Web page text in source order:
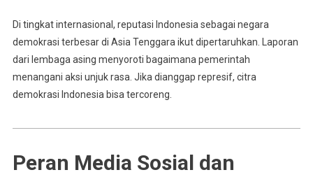
Di tingkat internasional, reputasi Indonesia sebagai negara
demokrasi terbesar di Asia Tenggara ikut dipertaruhkan. Laporan
dari lembaga asing menyoroti bagaimana pemerintah
menangani aksi unjuk rasa. Jika dianggap represif, citra
demokrasi Indonesia bisa tercoreng.
Peran Media Sosial dan